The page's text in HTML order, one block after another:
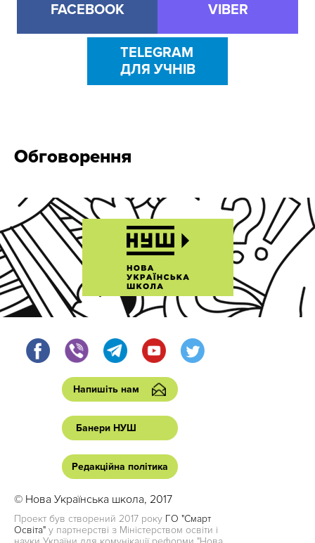
FACEBOOK VIBER
TELEGRAM
ДЛЯ УЧНІВ
Обговорення
Напишіть нам
Банери НУШ
Редакційна політика
© Нова Українська школа, 2017
Проект був створений 2017 року ГО "Смарт
Освіта" у партнерстві з Міністерством освіти і